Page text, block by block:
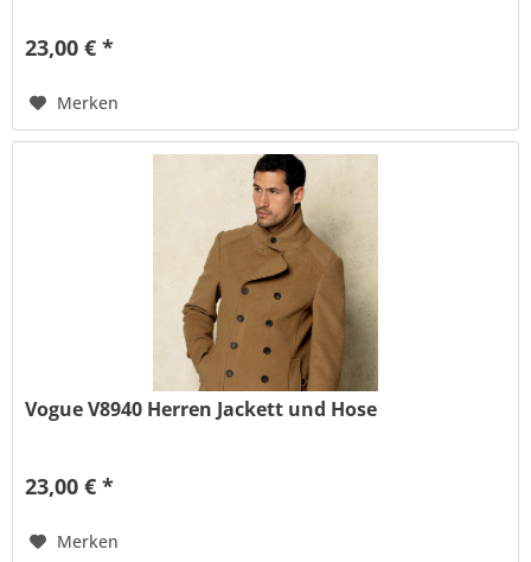
23,00 € *
Merken
Vogue V8940 Herren Jackett und Hose
23,00 € *
Merken